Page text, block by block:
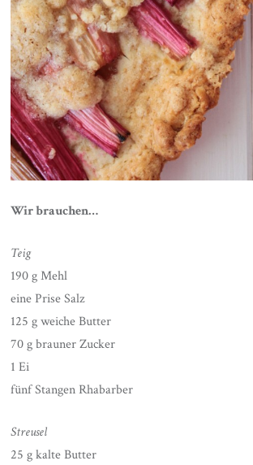
Wir brauchen…
Teig
190 g Mehl
eine Prise Salz
125 g weiche Butter
70 g brauner Zucker
1 Ei
fünf Stangen Rhabarber
Streusel
25 g kalte Butter